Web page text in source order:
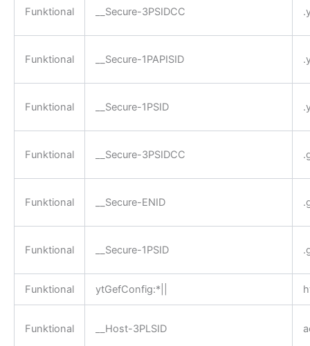
Funktional __Secure-3PSIDCC
Funktional __Secure-1PAPISID
Funktional __Secure-1PSID
Funktional __Secure-3PSIDCC
Funktional __Secure-ENID
Funktional __Secure-1PSID
Funktional ytGefConfig:*||
Funktional __Host-3PLSID